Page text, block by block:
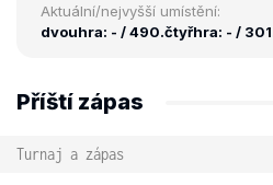
Aktuální/nejvyšší umístění:
dvouhra: - / 490.čtyřhra: - /
Příští zápas
Turnaj a zápas